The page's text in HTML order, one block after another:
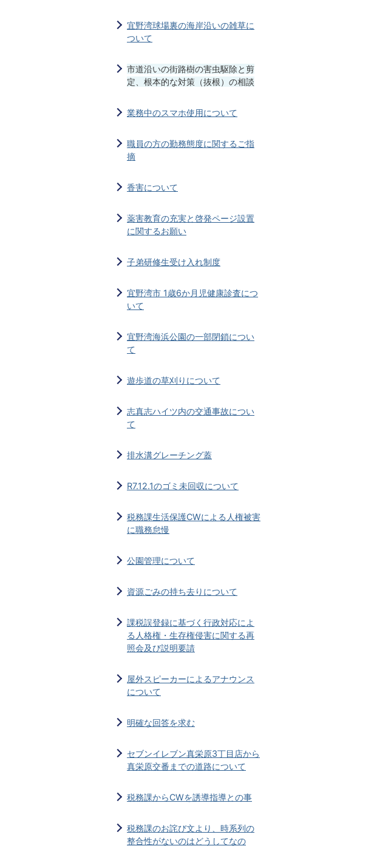
宜野湾球場裏の海岸沿いの雑草に
ついて
市道沿いの街路樹の害虫駆除と剪
定、根本的な対策（抜根）の相談
業務中のスマホ使用について
職員の方の勤務態度に関するご指
摘
香害について
薬害教育の充実と啓発ページ設置
に関するお願い
子弟研修生受け入れ制度
宜野湾市 1歳6か月児健康診査につ
いて
宜野湾海浜公園の一部閉鎖につい
て
遊歩道の草刈りについて
志真志ハイツ内の交通事故につい
て
排水溝グレーチング蓋
R7.12.1のゴミ未回収について
税務課生活保護CWによる人権被害
に職務怠慢
公園管理について
資源ごみの持ち去りについて
課税誤登録に基づく行政対応によ
る人格権・生存権侵害に関する再
照会及び説明要請
屋外スピーカーによるアナウンス
について
明確な回答を求む
セブンイレブン真栄原3丁目店から
真栄原交番までの道路について
税務課からCWを誘導指導との事
税務課のお詫び文より、時系列の
整合性がないのはどうしてなの